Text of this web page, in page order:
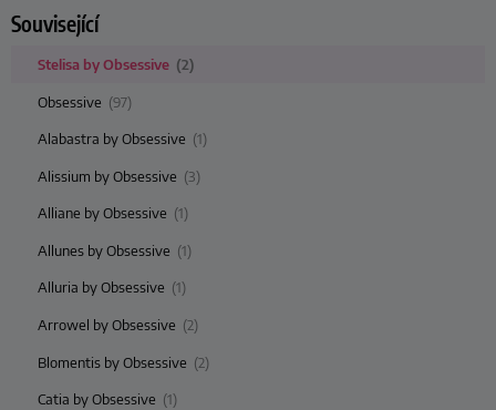
Související
Stelisa by Obsessive (2)
Obsessive (97)
Alabastra by Obsessive (1)
Alissium by Obsessive (3)
Alliane by Obsessive (1)
Allunes by Obsessive (1)
Alluria by Obsessive (1)
Arrowel by Obsessive (2)
Blomentis by Obsessive (2)
Catia by Obsessive (1)